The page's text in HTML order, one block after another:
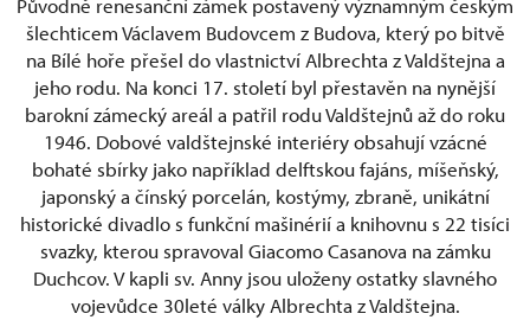
Původně renesanční zámek postavený významným českým
šlechticem Václavem Budovcem z Budova, který po bitvě
na Bílé hoře přešel do vlastnictví Albrechta z Valdštejna a
jeho rodu. Na konci 17. století byl přestavěn na nynější
barokní zámecký areál a patřil rodu Valdštejnů až do roku
1946. Dobové valdštejnské interiéry obsahují vzácné
bohaté sbírky jako například delftskou fajáns, míšeňský,
japonský a čínský porcelán, kostýmy, zbraně, unikátní
historické divadlo s funkční mašinérií a knihovnu s 22 tisíci
svazky, kterou spravoval Giacomo Casanova na zámku
Duchcov. V kapli sv. Anny jsou uloženy ostatky slavného
vojevůdce 30leté války Albrechta z Valdštejna.